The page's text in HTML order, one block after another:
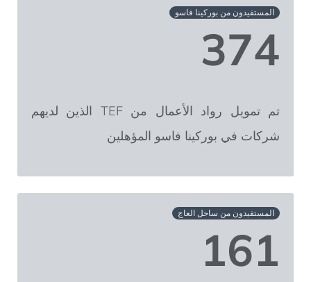
المستفيدون من بوركينا فاسو
374
تم تمويل رواد الأعمال من TEF الذين لديهم
شركات في بوركينا فاسو المؤهلين
المستفيدون من ساحل العاج
161